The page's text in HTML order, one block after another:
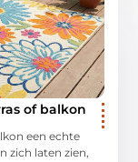
of balkon
een echte
zich laten zien,